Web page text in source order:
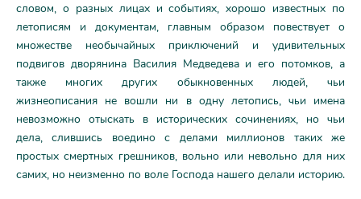
словом, о разных лицах и событиях, хорошо известных по
летописям и документам, главным образом повествует о
множестве необычайных приключений и удивительных
подвигов дворянина Василия Медведева и его потомков, а
также многих других обыкновенных людей, чьи
жизнеописания не вошли ни в одну летопись, чьи имена
невозможно отыскать в исторических сочинениях, но чьи
дела, слившись воедино с делами миллионов таких же
простых смертных грешников, вольно или невольно для них
самих, но неизменно по воле Господа нашего делали историю.